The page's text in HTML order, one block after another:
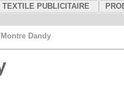
TEXTILE PUBLICITAIRE
Montre Dandy